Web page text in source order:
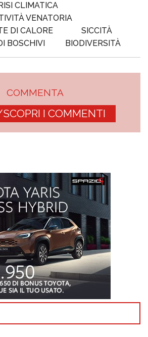
CLIMATICA
VENATORIA
DI CALORE
SICCITÀ
BOSCHIVI
BIODIVERSITÀ
COMMENTA
I COMMENTI